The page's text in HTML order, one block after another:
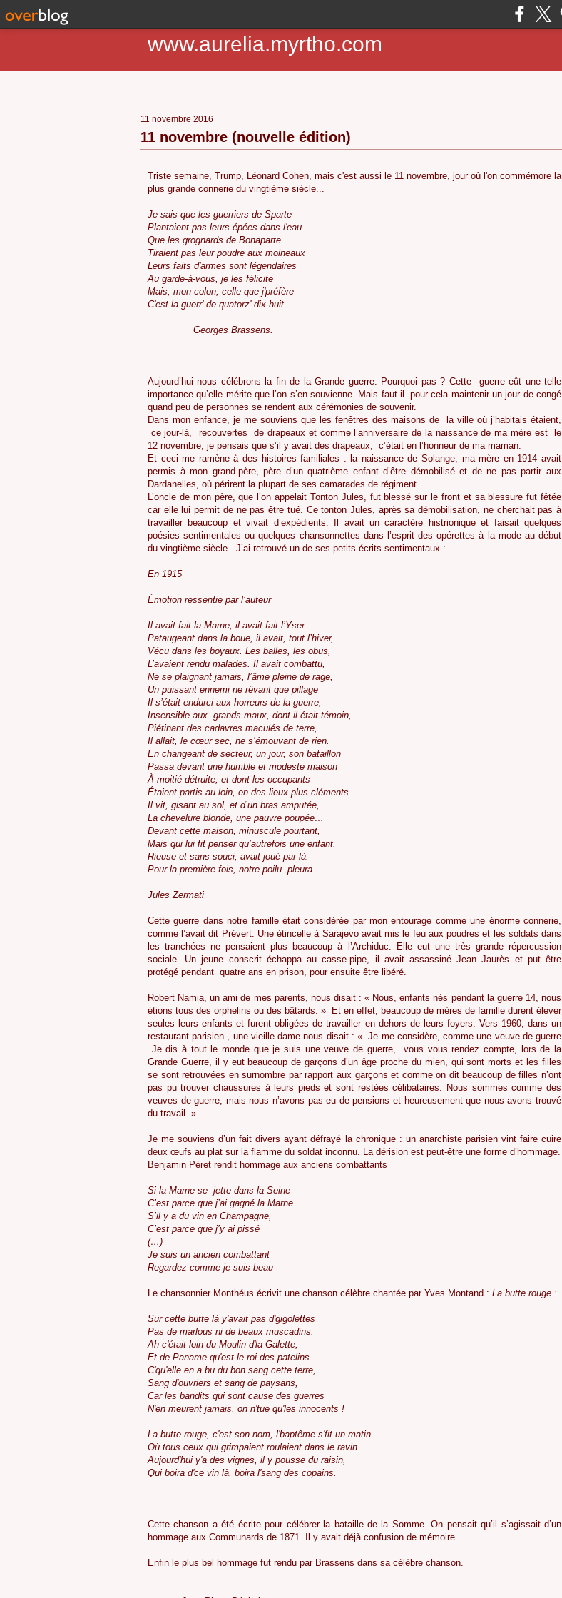
www.aurelia.myrtho.com
11 novembre 2016
11 novembre (nouvelle édition)
Triste semaine, Trump, Léonard Cohen, mais c'est aussi le 11 novembre, jour où l'on commémore la
plus grande connerie du vingtième siècle...
Je sais que les guerriers de Sparte
Plantaient pas leurs épées dans l'eau
Que les grognards de Bonaparte
Tiraient pas leur poudre aux moineaux
Leurs faits d'armes sont légendaires
Au garde-à-vous, je les félicite
Mais, mon colon, celle que j'préfère
C'est la guerr' de quatorz'-dix-huit
Georges Brassens.
Aujourd’hui nous célébrons la fin de la Grande guerre. Pourquoi pas ? Cette guerre eût une telle
importance qu’elle mérite que l’on s’en souvienne. Mais faut-il pour cela maintenir un jour de congé
quand peu de personnes se rendent aux cérémonies de souvenir.
Dans mon enfance, je me souviens que les fenêtres des maisons de la ville où j’habitais étaient,
ce jour-là, recouvertes de drapeaux et comme l’anniversaire de la naissance de ma mère est le
12 novembre, je pensais que s’il y avait des drapeaux, c’était en l’honneur de ma maman.
Et ceci me ramène à des histoires familiales : la naissance de Solange, ma mère en 1914 avait
permis à mon grand-père, père d’un quatrième enfant d’être démobilisé et de ne pas partir aux
Dardanelles, où périrent la plupart de ses camarades de régiment.
L’oncle de mon père, que l’on appelait Tonton Jules, fut blessé sur le front et sa blessure fut fêtée
car elle lui permit de ne pas être tué. Ce tonton Jules, après sa démobilisation, ne cherchait pas à
travailler beaucoup et vivait d’expédients. Il avait un caractère histrionique et faisait quelques
poésies sentimentales ou quelques chansonnettes dans l’esprit des opérettes à la mode au début
du vingtième siècle. J’ai retrouvé un de ses petits écrits sentimentaux :
En 1915
Émotion ressentie par l’auteur
Il avait fait la Marne, il avait fait l’Yser
Pataugeant dans la boue, il avait, tout l’hiver,
Vécu dans les boyaux. Les balles, les obus,
L’avaient rendu malades. Il avait combattu,
Ne se plaignant jamais, l’âme pleine de rage,
Un puissant ennemi ne rêvant que pillage
Il s’était endurci aux horreurs de la guerre,
Insensible aux grands maux, dont il était témoin,
Piétinant des cadavres maculés de terre,
Il allait, le cœur sec, ne s’émouvant de rien.
En changeant de secteur, un jour, son bataillon
Passa devant une humble et modeste maison
À moitié détruite, et dont les occupants
Étaient partis au loin, en des lieux plus cléments.
Il vit, gisant au sol, et d’un bras amputée,
La chevelure blonde, une pauvre poupée…
Devant cette maison, minuscule pourtant,
Mais qui lui fit penser qu’autrefois une enfant,
Rieuse et sans souci, avait joué par là.
Pour la première fois, notre poilu pleura.
Jules Zermati
Cette guerre dans notre famille était considérée par mon entourage comme une énorme connerie,
comme l’avait dit Prévert. Une étincelle à Sarajevo avait mis le feu aux poudres et les soldats dans
les tranchées ne pensaient plus beaucoup à l’Archiduc. Elle eut une très grande répercussion
sociale. Un jeune conscrit échappa au casse-pipe, il avait assassiné Jean Jaurès et put être
protégé pendant quatre ans en prison, pour ensuite être libéré.
Robert Namia, un ami de mes parents, nous disait : « Nous, enfants nés pendant la guerre 14, nous
étions tous des orphelins ou des bâtards. » Et en effet, beaucoup de mères de famille durent élever
seules leurs enfants et furent obligées de travailler en dehors de leurs foyers. Vers 1960, dans un
restaurant parisien , une vieille dame nous disait : « Je me considère, comme une veuve de guerre
Je dis à tout le monde que je suis une veuve de guerre, vous vous rendez compte, lors de la
Grande Guerre, il y eut beaucoup de garçons d’un âge proche du mien, qui sont morts et les filles
se sont retrouvées en surnombre par rapport aux garçons et comme on dit beaucoup de filles n’ont
pas pu trouver chaussures à leurs pieds et sont restées célibataires. Nous sommes comme des
veuves de guerre, mais nous n’avons pas eu de pensions et heureusement que nous avons trouvé
du travail. »
Je me souviens d’un fait divers ayant défrayé la chronique : un anarchiste parisien vint faire cuire
deux œufs au plat sur la flamme du soldat inconnu. La dérision est peut-être une forme d’hommage.
Benjamin Péret rendit hommage aux anciens combattants
Si la Marne se jette dans la Seine
C’est parce que j’ai gagné la Marne
S’il y a du vin en Champagne,
C’est parce que j’y ai pissé
(…)
Je suis un ancien combattant
Regardez comme je suis beau
Le chansonnier Monthéus écrivit une chanson célèbre chantée par Yves Montand : La butte rouge :
Sur cette butte là y'avait pas d'gigolettes
Pas de marlous ni de beaux muscadins.
Ah c'était loin du Moulin d'la Galette,
Et de Paname qu'est le roi des patelins.
C'qu'elle en a bu du bon sang cette terre,
Sang d'ouvriers et sang de paysans,
Car les bandits qui sont cause des guerres
N'en meurent jamais, on n'tue qu'les innocents !
La butte rouge, c'est son nom, l'baptême s'fit un matin
Où tous ceux qui grimpaient roulaient dans le ravin.
Aujourd'hui y'a des vignes, il y pousse du raisin,
Qui boira d'ce vin là, boira l'sang des copains.
Cette chanson a été écrite pour célébrer la bataille de la Somme. On pensait qu’il s’agissait d’un
hommage aux Communards de 1871. Il y avait déjà confusion de mémoire
Enfin le plus bel hommage fut rendu par Brassens dans sa célèbre chanson.